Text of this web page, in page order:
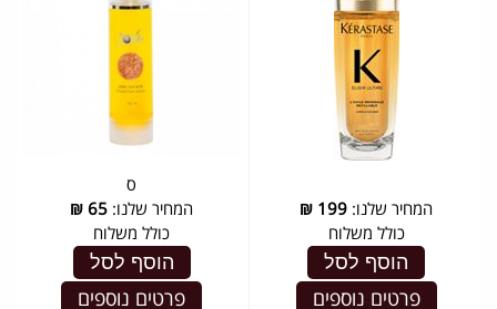
המחיר שלנו: 199
₪
כולל משלוח
הוסף לסל
פרטים נוספים
ס
המחיר שלנו: 65
₪
כולל משלוח
הוסף לסל
פרטים נוספים